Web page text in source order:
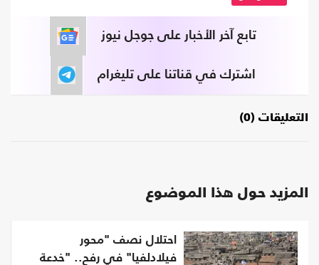
تابع آخر الأخبار على جوجل نيوز
اشترك في قناتنا على تليغرام
التعليقات (0)
المزيد حول هذا الموضوع
احتلال نصف "محور
فيلادلفيا" في رفح.. "خدعة